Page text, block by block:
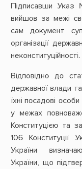
Підписавши
вийшов за межі
сам документ
організації
неконституційності.
Відповідно до
державної влади
їхні посадові
у межах
Конституцією та
106 Конституції
України
України, що